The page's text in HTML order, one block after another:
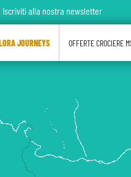
Iscriviti alla nostra newsletter
JOURNEYS OFFERTE CROCIERE